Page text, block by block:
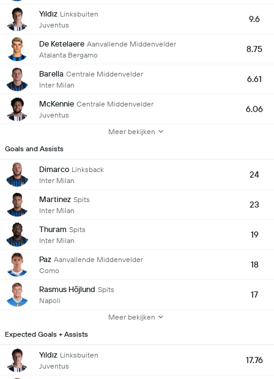
Yıldız Linksbuiten
Juventus
9.6
De Ketelaere Aanvallende Middenvelder
Atalanta Bergamo
8.75
Barella Centrale Middenvelder
Inter Milan
6.61
McKennie Centrale Middenvelder
Juventus
6.06
Meer bekijken
Goals and Assists
Dimarco Linksback
Inter Milan
24
Martinez Spits
Inter Milan
23
Thuram Spits
Inter Milan
19
Paz Aanvallende Middenvelder
Como
18
Rasmus Höjlund Spits
Napoli
17
Meer bekijken
Expected Goals + Assists
Yıldız Linksbuiten
Juventus
17.76